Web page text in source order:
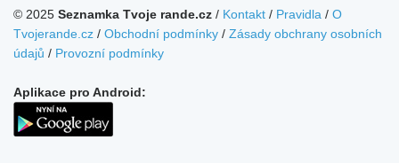
© 2025 Seznamka Tvoje rande.cz / Kontakt / Pravidla / O
Tvojerande.cz / Obchodní podmínky / Zásady obchrany osobních
údajů / Provozní podmínky
Aplikace pro Android: